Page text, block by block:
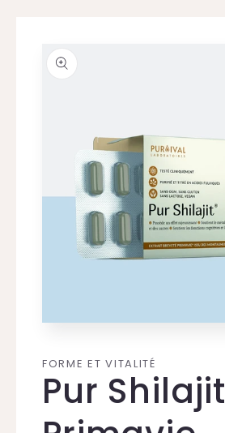
informations
1
dans
une
fenêtre
FORME ET VITALITÉ
Pur Shilajit